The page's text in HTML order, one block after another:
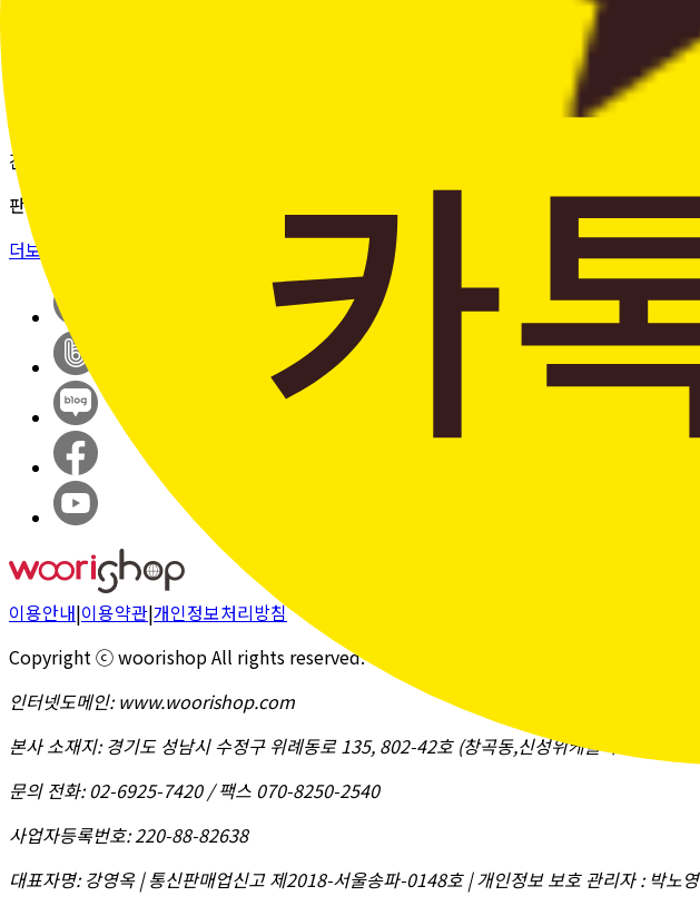
간단한 가입 프로세스 & 편리한
판매 시스템
더보기 >
이용안내|이용약관|개인정보처리방침
Copyright ⓒ woorishop All rights reserved.
인터넷도메인:www.woorishop.com
본사 소재지:경기도 성남시 수정구 위례동로 135, 802-42호 (창곡동,신성위케슬타워)
문의 전화:02-6925-7420 / 팩스 070-8250-2540
사업자등록번호:220-88-82638
대표자명:강영옥 | 통신판매업신고 제2018-서울송파-0148호 | 개인정보 보호 관리자 : 박노영